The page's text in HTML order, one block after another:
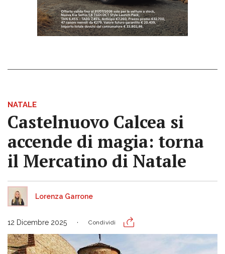
NATALE
Castelnuovo Calcea si
accende di magia: torna
il Mercatino di Natale
Lorenza Garrone
12 Dicembre 2025 Condividi